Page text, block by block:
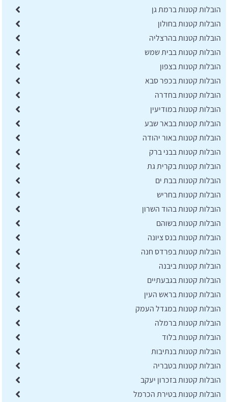
הובלות קטנות ברמת גן
הובלות קטנות בחולון
הובלות קטנות בהרצליה
הובלות קטנות בבית שמש
הובלות קטנות בצפון
הובלות קטנות בכפר סבא
הובלות קטנות בחדרה
הובלות קטנות במודיעין
הובלות קטנות בבאר שבע
הובלות קטנות באור יהודה
הובלות קטנות בבני ברק
הובלות קטנות בקרית גת
הובלות קטנות בבת ים
הובלות קטנות בחריש
הובלות קטנות בהוד השרון
הובלות קטנות בשוהם
הובלות קטנות בנס ציונה
הובלות קטנות בפרדס חנה
הובלות קטנות ביבנה
הובלות קטנות בגבעתיים
הובלות קטנות בראש העין
הובלות קטנות במגדל העמק
הובלות קטנות ברמלה
הובלות קטנות בלוד
הובלות קטנות בנתיבות
הובלות קטנות בטבריה
הובלות קטנות בזכרון יעקב
הובלות קטנות בטירת הכרמל